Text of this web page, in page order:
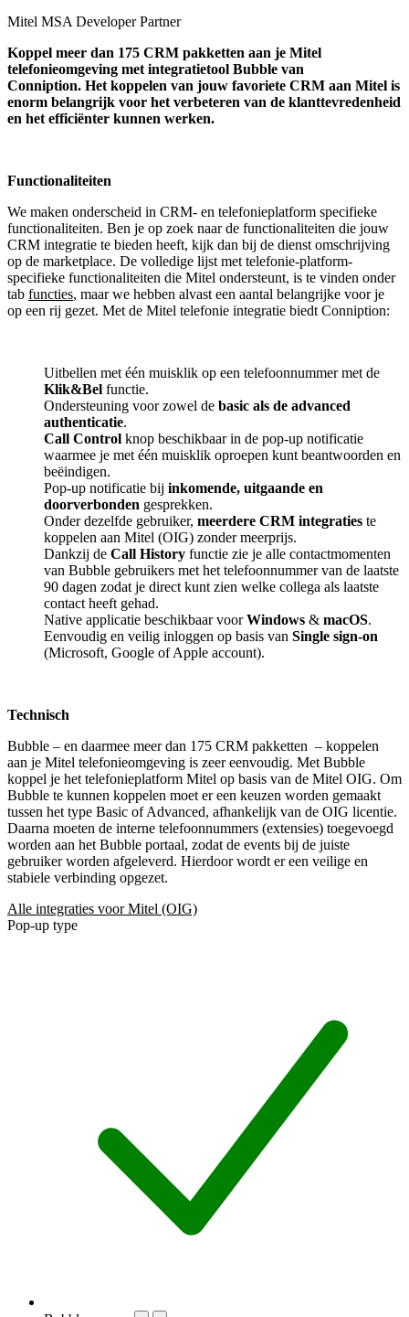
Mitel MSA Developer Partner
Koppel meer dan 175 CRM pakketten aan je Mitel
telefonieomgeving met integratietool Bubble van
Conniption. Het koppelen van jouw favoriete CRM aan Mitel is
enorm belangrijk voor het verbeteren van de klanttevredenheid
en het efficiënter kunnen werken.
Functionaliteiten
We maken onderscheid in CRM- en telefonieplatform specifieke
functionaliteiten. Ben je op zoek naar de functionaliteiten die jouw
CRM integratie te bieden heeft, kijk dan bij de dienst omschrijving
op de marketplace. De volledige lijst met telefonie-platform-
specifieke functionaliteiten die Mitel ondersteunt, is te vinden onder
tab functies, maar we hebben alvast een aantal belangrijke voor je
op een rij gezet. Met de Mitel telefonie integratie biedt Conniption:
Uitbellen met één muisklik op een telefoonnummer met de
Klik&Bel functie.
Ondersteuning voor zowel de basic als de advanced
authenticatie.
Call Control knop beschikbaar in de pop-up notificatie
waarmee je met één muisklik oproepen kunt beantwoorden en
beëindigen.
Pop-up notificatie bij inkomende, uitgaande en
doorverbonden gesprekken.
Onder dezelfde gebruiker, meerdere CRM integraties te
koppelen aan Mitel (OIG) zonder meerprijs.
Dankzij de Call History functie zie je alle contactmomenten
van Bubble gebruikers met het telefoonnummer van de laatste
90 dagen zodat je direct kunt zien welke collega als laatste
contact heeft gehad.
Native applicatie beschikbaar voorWindows & macOS.
Eenvoudig en veilig inloggen op basis van Single sign-on
(Microsoft, Google of Apple account).
Technisch
Bubble – en daarmee meer dan 175 CRM pakketten – koppelen
aan je Mitel telefonieomgeving is zeer eenvoudig. Met Bubble
koppel je het telefonieplatform Mitel op basis van de Mitel OIG. Om
Bubble te kunnen koppelen moet er een keuzen worden gemaakt
tussen het type Basic of Advanced, afhankelijk van de OIG licentie.
Daarna moeten de interne telefoonnummers (extensies) toegevoegd
worden aan het Bubble portaal, zodat de events bij de juiste
gebruiker worden afgeleverd. Hierdoor wordt er een veilige en
stabiele verbinding opgezet.
Alle integraties voor Mitel (OIG)
Pop-up type